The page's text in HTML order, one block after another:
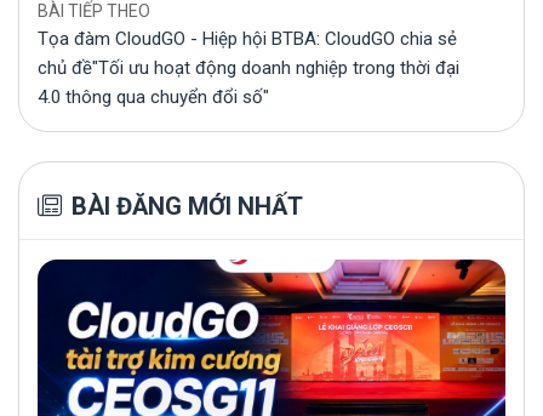
BÀI TIẾP THEO
Tọa đàm CloudGO - Hiệp hội BTBA: CloudGO chia sẻ
chủ đề"Tối ưu hoạt động doanh nghiệp trong thời đại
4.0 thông qua chuyển đổi số"
BÀI ĐĂNG MỚI NHẤT